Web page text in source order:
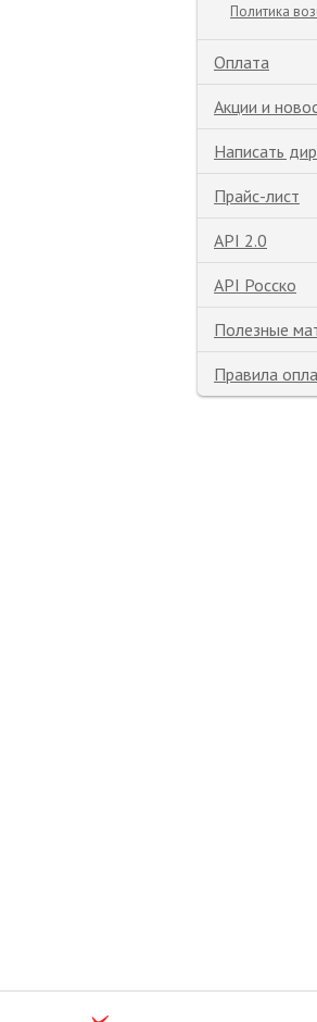
Политика
Оплата
Акции и
Написать
Прайс-лист
API 2.0
API Росско
Полезные
Правила